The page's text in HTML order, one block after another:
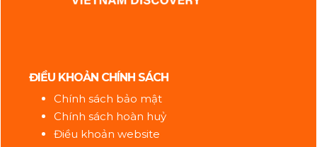
ĐIỀU KHOẢN CHÍNH SÁCH
Chính sách bảo mật
Chính sách hoàn huỷ
Điều khoản website